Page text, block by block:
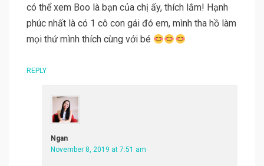
có thể xem Boo là bạn của chị ấy, thích lắm! Hạnh
phúc nhất là có 1 cô con gái đó em, mình tha hồ làm
mọi thứ mình thích cùng với bé
REPLY
Ngan
November 8, 2019 at 7:51 am